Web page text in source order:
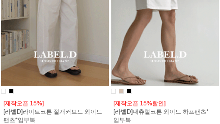
[제작오픈 15%]
[라벨D]라이트코튼 절개커브드 와이드
팬츠*임부복
[제작오픈 15%할인]
[라벨D]내츄럴코튼 와이드 하프팬츠*
임부복